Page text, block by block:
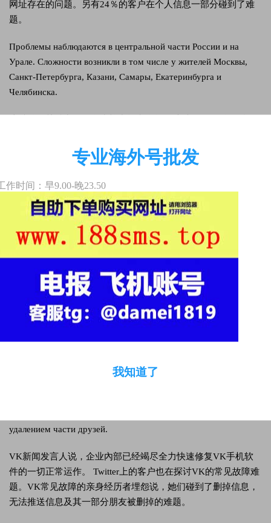
专业海外号批发
作时间：早9.00-晚23.50
我知道了
网址存在的问题。另有24％的客户在个人信息一部分碰到了难
题。
Проблемы наблюдаются в центральной части России и на
Урале. Сложности возникли в том числе у жителей Москвы,
Санкт-Петербурга, Казани, Самары, Екатеринбурга и
Челябинска.
宾斯克的客户也一样发觉了这种难题。
图上鲜红色为受影响比较严重地域
«ВКонтакте». О сбоях в работе соцсети также сообщили в
удалением части друзей.
VK新闻发言人说，企业內部已经竭尽全力快速修复VK手机软
件的一切正常运作。 Twitter上的客户也在探讨VK的常见故障难
题。VK常见故障的亲身经历者埋怨说，她们碰到了删掉信息，
无法推送信息及其一部分朋友被删掉的难题。